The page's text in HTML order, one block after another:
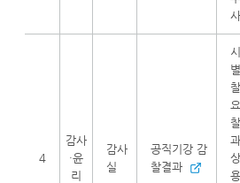
4
감사
·윤
리
감사
실
공직기강 감
찰결과